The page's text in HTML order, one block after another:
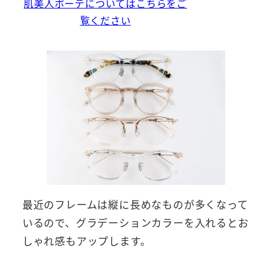
肌美人ボーテについてはこちらをご
覧ください
最近のフレームは縦に長めなものが多くなって
いるので、グラデーションカラーを入れるとお
しゃれ感もアップします。